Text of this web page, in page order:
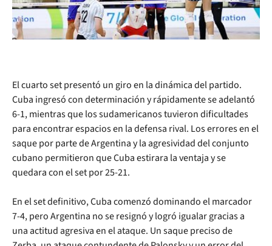
El cuarto set presentó un giro en la dinámica del partido.
Cuba ingresó con determinación y rápidamente se adelantó
6-1, mientras que los sudamericanos tuvieron dificultades
para encontrar espacios en la defensa rival. Los errores en el
saque por parte de Argentina y la agresividad del conjunto
cubano permitieron que Cuba estirara la ventaja y se
quedara con el set por 25-21.
En el set definitivo, Cuba comenzó dominando el marcador
7-4, pero Argentina no se resignó y logró igualar gracias a
una actitud agresiva en el ataque. Un saque preciso de